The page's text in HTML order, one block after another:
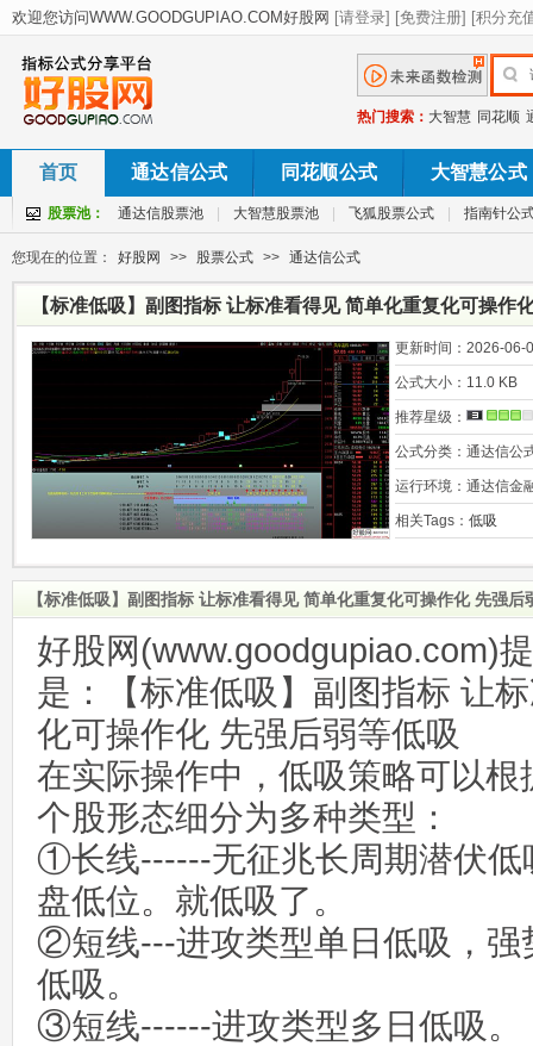
热门搜索： 大智慧 同花顺
首页 通达信公式 同花顺公式 大智慧公式
股票池： 通达信股票池 大智慧股票池 飞狐股票公式 指南针公
您现在的位置： 好股网 >> 股票公式 >> 通达信公式
【标准低吸】副图指标 让标准看得见 简单化重复化可操作
更新时间： 2026-06-
公式大小： 11.0 KB
推荐星级：
公式分类： 通达信公
运行环境： 通达信金
相关Tags： 低吸
【标准低吸】副图指标 让标准看得见 简单化重复化可操作化 先强后
好股网(www.goodgupiao.com)
是：【标准低吸】副图指标 让
化可操作化 先强后弱等低吸
在实际操作中，低吸策略可以
个股形态细分为多种类型：
①长线------无征兆长周期潜伏低
盘低位。就低吸了。
②短线---进攻类型单日低吸，强
低吸。
③短线------进攻类型多日低吸。